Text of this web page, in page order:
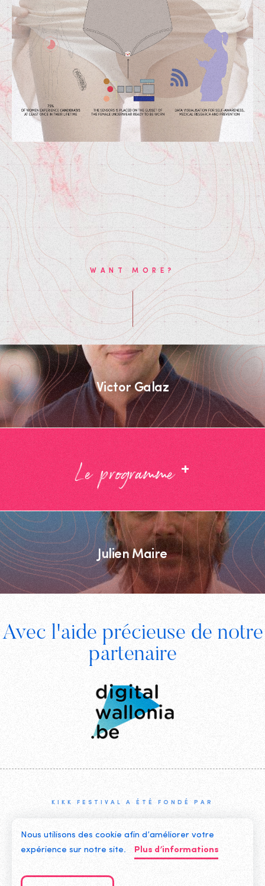
WANT MORE?
Victor Galaz
Le programme +
Julien Maire
Avec l'aide précieuse de notre
partenaireDigital
KIKK FESTIVAL A ÉTÉ FONDÉ PAR
©2019 KIKK ASBL
Nous utilisons des cookie afin d’améliorer votre
expérience sur notre site.
Plus d’informations